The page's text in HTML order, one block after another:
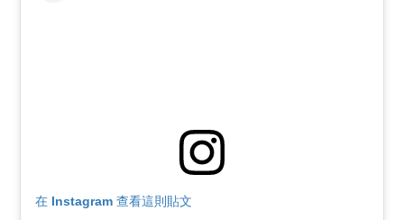
在 Instagram 查看這則貼文